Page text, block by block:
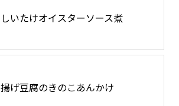
しいたけオイスターソース煮
揚げ豆腐のきのこあんかけ